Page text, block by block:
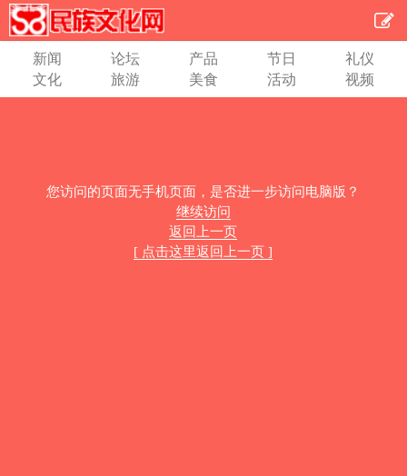
新闻 论坛 产品 节日
礼仪
文化
旅游 美食 活动 视频
您访问的页面无手机页面，是否进一步访问电脑版？
继续访问
返回上一页
[ 点击这里返回上一页 ]